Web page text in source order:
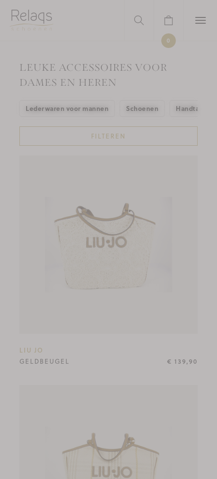
0
LEUKE ACCESSOIRES VOOR
DAMES EN HEREN
Lederwaren voor mannen Schoenen Handtassen
FILTEREN
LIU JO
GELDBEUGEL
€ 139,90